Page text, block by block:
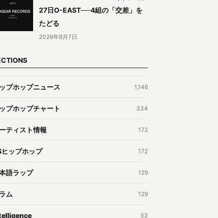
27日O-EAST──4組の「交差」を
たどる
2026年8月7日
プホップニュース 1,146
プホップチャート 334
ティスト情報 172
ヒップホップ 172
語ラップ 129
ム 129
53